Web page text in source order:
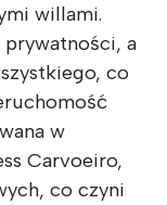
willami.
a
co
w
Carvoeiro,
co czyni